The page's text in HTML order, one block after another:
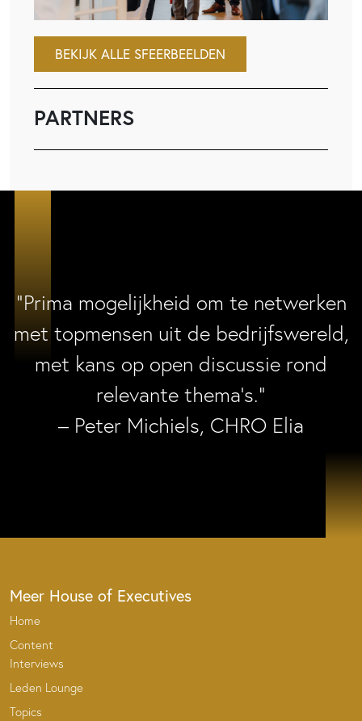
BEKIJK ALLE SFEERBEELDEN
PARTNERS
“Prima mogelijkheid om te netwerken
met topmensen uit de bedrijfswereld,
met kans op open discussie rond
relevante thema’s.”
– Peter Michiels, CHRO Elia
Meer House of Executives
Home
Content
Interviews
Leden Lounge
Topics